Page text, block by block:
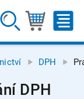
DPH
DPH